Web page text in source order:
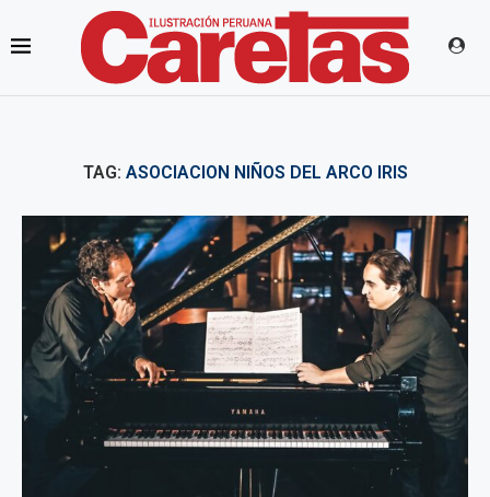
TAG: ASOCIACION NIÑOS DEL ARCO IRIS